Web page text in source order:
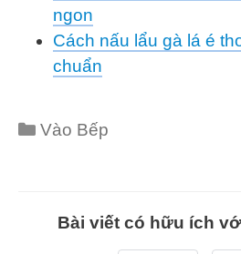
ngon
Cách nấu lẩu gà lá é
chuẩn
Categories
Vào Bếp
Bài viết có hữu ích